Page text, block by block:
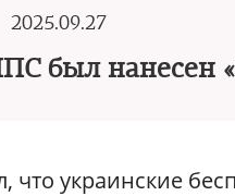
2025.09.27
был нанесен
украинские